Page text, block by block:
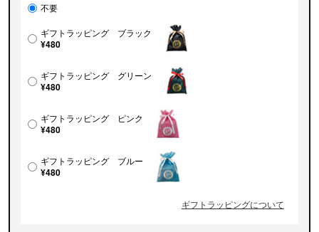
不要
ギフトラッピング ブラック
¥480
ギフトラッピング グリーン
¥480
ギフトラッピング ピンク
¥480
ギフトラッピング ブルー
¥480
ギフトラッピングについて